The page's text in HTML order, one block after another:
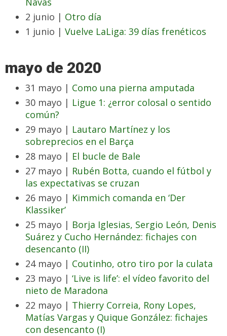
2 junio | Otro día
1 junio | Vuelve LaLiga: 39 días frenéticos
mayo de 2020
31 mayo | Como una pierna amputada
30 mayo | Ligue 1: ¿error colosal o sentido
común?
29 mayo | Lautaro Martínez y los
sobreprecios en el Barça
28 mayo | El bucle de Bale
27 mayo | Rubén Botta, cuando el fútbol y
las expectativas se cruzan
26 mayo | Kimmich comanda en ‘Der
Klassiker’
25 mayo | Borja Iglesias, Sergio León, Denis
Suárez y Cucho Hernández: fichajes con
desencanto (II)
24 mayo | Coutinho, otro tiro por la culata
23 mayo | ‘Live is life’: el vídeo favorito del
nieto de Maradona
22 mayo | Thierry Correia, Rony Lopes,
Matías Vargas y Quique González: fichajes
con desencanto (I)